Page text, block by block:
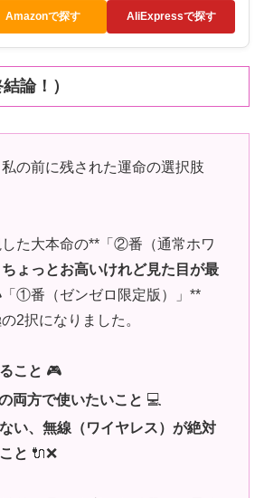
Amazonで探す
AliExpressで探す
論！）
の前に残された運命の選択肢
た大本命の**「②番（通常ホワ
ょっとお高いけれど見た目が最
「①番（ゼンゼロ限定版）」**
2択になりました。
こと 🎮
両方で使いたいこと 💻
い、無線（ワイヤレス）が絶対
と 🔌❌